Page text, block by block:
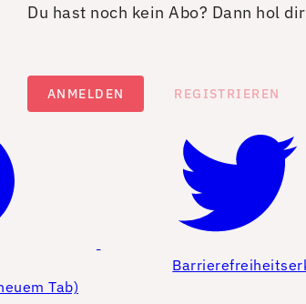
Du hast noch kein Abo? Dann hol
ANMELDEN REGISTRIEREN
Tab)